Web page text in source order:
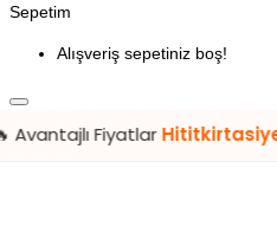
Sepetim
Alışveriş sepetiniz boş!
Hititkirtasiye.com’da